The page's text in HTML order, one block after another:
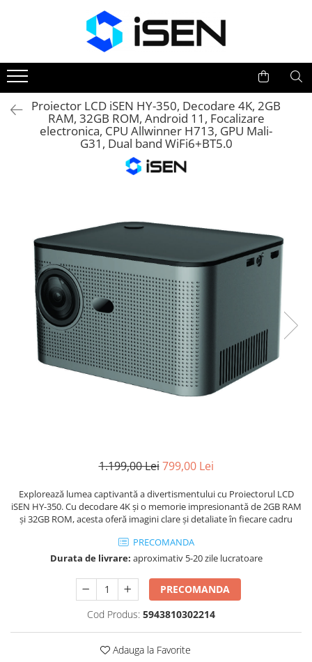
Trotinete electrice
Piese si accesorii
Proiector LCD iSEN HY-350, Decodare 4K, 2GB
RAM, 32GB ROM, Android 11, Focalizare
electronica, CPU Allwinner H713, GPU Mali-
G31, Dual band WiFi6+BT5.0
1.199,00 Lei 799,00 Lei
Explorează lumea captivantă a divertismentului cu Proiectorul LCD
iSEN HY-350. Cu decodare 4K și o memorie impresionantă de 2GB RAM
și 32GB ROM, acesta oferă imagini clare și detaliate în fiecare cadru
PRECOMANDA
Durata de livrare: aproximativ 5-20 zile lucratoare
PRECOMANDA
Cod Produs: 5943810302214
Adauga la Favorite